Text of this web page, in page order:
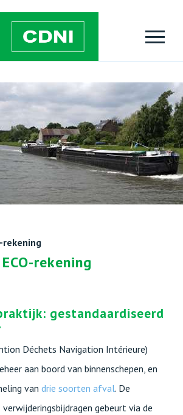
rekening
ECO-rekening
gestandaardiseerd
Déchets Navigation Intérieure)
aan boord van binnenschepen, en
van drie soorten afval. De
gebeurt via de